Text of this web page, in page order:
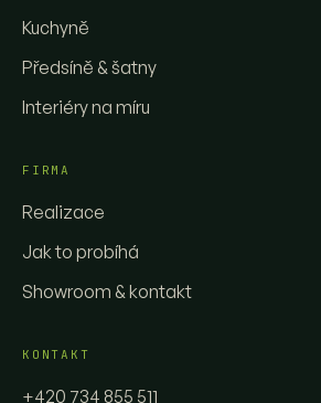
Kuchyně
Předsíně & šatny
Interiéry na míru
FIRMA
Realizace
Jak to probíhá
Showroom & kontakt
KONTAKT
+420 734 855 511